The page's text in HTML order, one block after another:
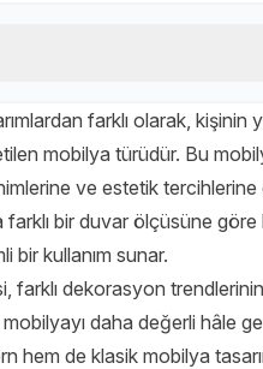
farklı olarak, kişinin
mobilya türüdür. Bu
ve estetik tercihlerine
bir duvar ölçüsüne göre
bir kullanım sunar.
farklı dekorasyon
daha değerli hâle
hem de klasik mobilya